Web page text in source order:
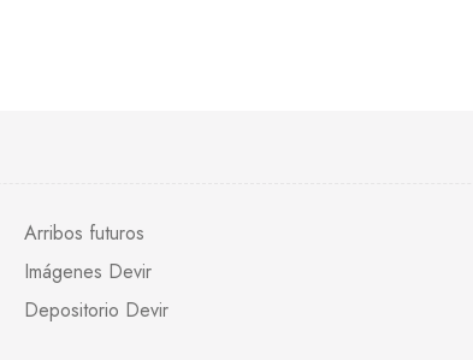
Arribos futuros
Imágenes Devir
Depositorio Devir